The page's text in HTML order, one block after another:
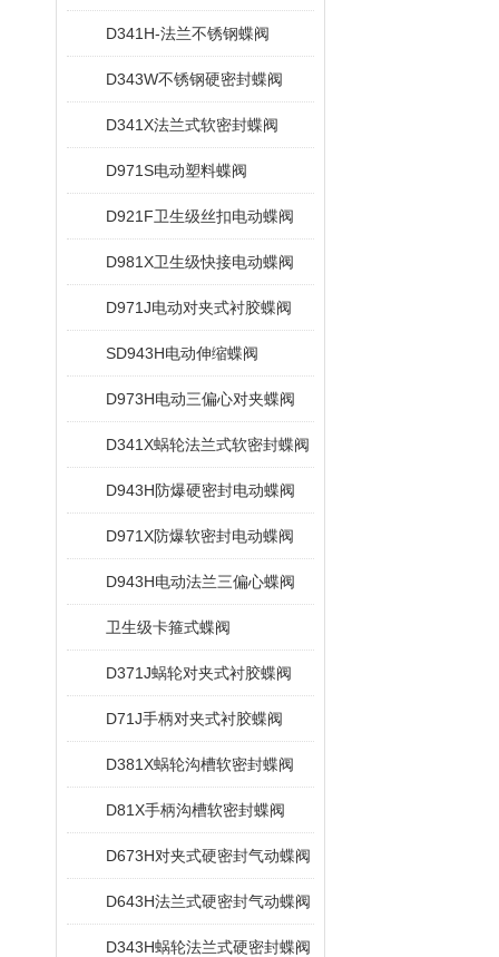
D341H-法兰不锈钢蝶阀
D343W不锈钢硬密封蝶阀
D341X法兰式软密封蝶阀
D971S电动塑料蝶阀
D921F卫生级丝扣电动蝶阀
D981X卫生级快接电动蝶阀
D971J电动对夹式衬胶蝶阀
SD943H电动伸缩蝶阀
D973H电动三偏心对夹蝶阀
D341X蜗轮法兰式软密封蝶阀
D943H防爆硬密封电动蝶阀
D971X防爆软密封电动蝶阀
D943H电动法兰三偏心蝶阀
卫生级卡箍式蝶阀
D371J蜗轮对夹式衬胶蝶阀
D71J手柄对夹式衬胶蝶阀
D381X蜗轮沟槽软密封蝶阀
D81X手柄沟槽软密封蝶阀
D673H对夹式硬密封气动蝶阀
D643H法兰式硬密封气动蝶阀
D343H蜗轮法兰式硬密封蝶阀